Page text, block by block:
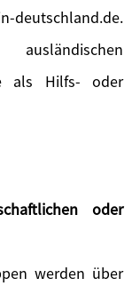
deutschland.de.
als Hilfs- oder
oder
werden über